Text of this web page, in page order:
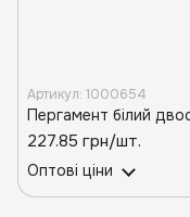
Артикул: 1000654
227.85 грн/шт.
Оптові ціни